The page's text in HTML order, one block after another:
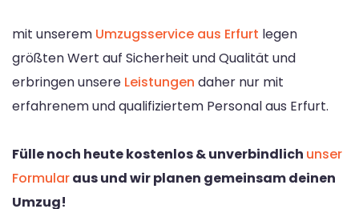
mit unserem Umzugsservice aus Erfurt legen
größten Wert auf Sicherheit und Qualität und
erbringen unsere Leistungen daher nur mit
erfahrenem und qualifiziertem Personal aus Erfurt.
Fülle noch heute kostenlos & unverbindlich unser
Formularaus und wir planen gemeinsam deinen
Umzug!